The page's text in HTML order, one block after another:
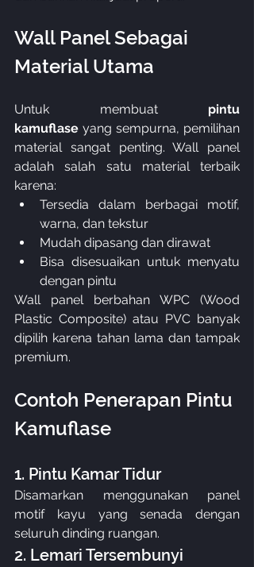
Wall Panel Sebagai
Material Utama
Untuk membuat pintu
kamuflase yang sempurna, pemilihan
material sangat penting. Wall panel
adalah salah satu material terbaik
karena:
Tersedia dalam berbagai motif,
warna, dan tekstur
Mudah dipasang dan dirawat
Bisa disesuaikan untuk menyatu
dengan pintu
Wall panel berbahan WPC (Wood
Plastic Composite) atau PVC banyak
dipilih karena tahan lama dan tampak
premium.
Contoh Penerapan Pintu
Kamuflase
1. Pintu Kamar Tidur
Disamarkan menggunakan panel
motif kayu yang senada dengan
seluruh dinding ruangan.
2. Lemari Tersembunyi